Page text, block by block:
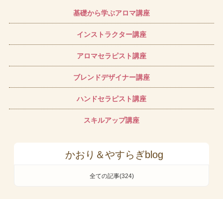
基礎から学ぶアロマ講座
インストラクター講座
アロマセラピスト講座
ブレンドデザイナー講座
ハンドセラピスト講座
スキルアップ講座
かおり＆やすらぎblog
全ての記事(324)